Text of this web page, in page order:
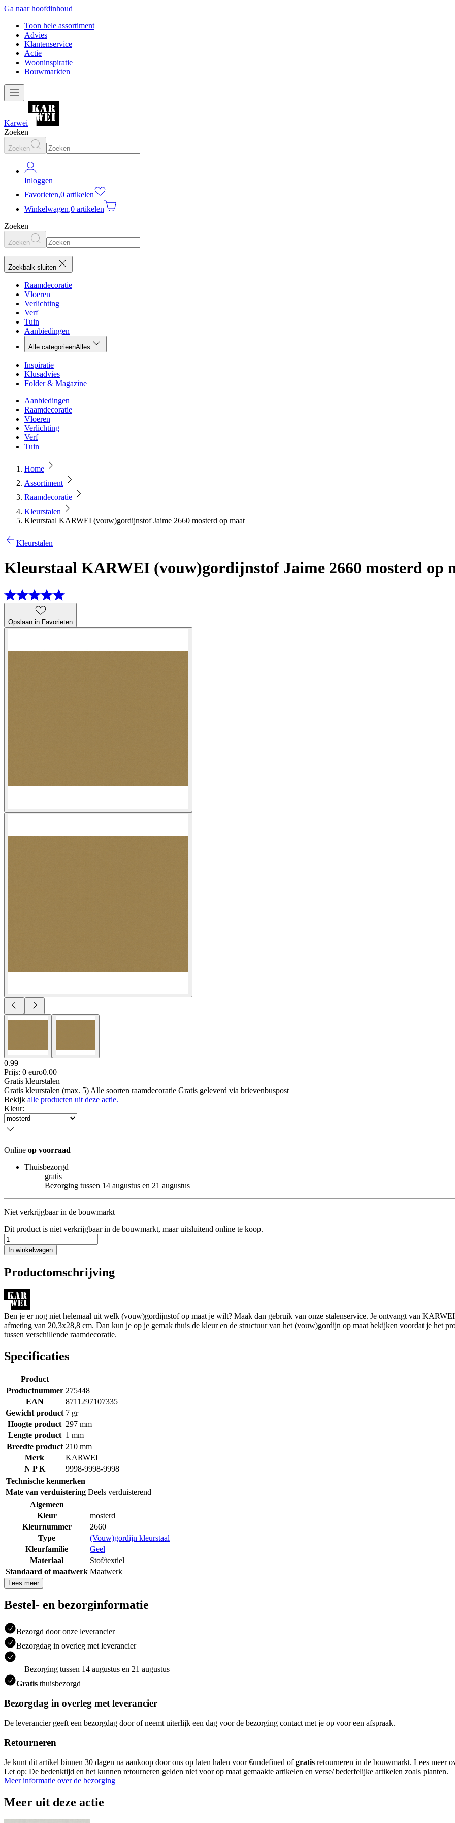
Ga naar hoofdinhoud
Toon hele assortiment
Advies
Klantenservice
Actie
Wooninspiratie
Bouwmarkten
Karwei
Zoeken
Zoeken
Inloggen
Favorieten,0 artikelen
Winkelwagen,0 artikelen
Zoeken
Zoeken
Zoekbalk sluiten
Raamdecoratie
Vloeren
Verlichting
Verf
Tuin
Aanbiedingen
Alle categorieënAlles
Inspiratie
Klusadvies
Folder & Magazine
Aanbiedingen
Raamdecoratie
Vloeren
Verlichting
Verf
Tuin
Home
Assortiment
Raamdecoratie
Kleurstalen
Kleurstaal KARWEI (vouw)gordijnstof Jaime 2660 mosterd op maat
Kleurstalen
Kleurstaal KARWEI (vouw)gordijnstof Jaime 2660 mosterd op
Opslaan in Favorieten
0.99
Prijs: 0 euro0.00
Gratis kleurstalen
Gratis kleurstalen (max. 5) Alle soorten raamdecoratie Gratis geleverd via brievenbuspost
Bekijk alle producten uit deze actie.
Kleur:
Online op voorraad
Thuisbezorgd
gratis
Bezorging tussen 14 augustus en 21 augustus
Niet verkrijgbaar in de bouwmarkt
Dit product is niet verkrijgbaar in de bouwmarkt, maar uitsluitend online te koop.
In winkelwagen
Productomschrijving
Ben je er nog niet helemaal uit welk (vouw)gordijnstof op maat je wilt? Maak dan gebruik van onze stalenservice. Je ontvangt van
afmeting van 20,3x28,8 cm. Dan kun je op je gemak thuis de kleur en de structuur van het (vouw)gordijn op maat bekijken voordat je het
tussen verschillende raamdecoratie.
Specificaties
Product
Productnummer 275448
EAN
8711297107335
Gewicht product 7 gr
Hoogte product 297 mm
Lengte product 1 mm
Breedte product 210 mm
Merk
KARWEI
N P K
9998-9998-9998
Technische kenmerken
Mate van verduistering Deels verduisterend
Algemeen
Kleur
mosterd
Kleurnummer
2660
Type
(Vouw)gordijn kleurstaal
Kleurfamilie
Geel
Materiaal
Stof/textiel
Standaard of maatwerk Maatwerk
Lees meer
Bestel- en bezorginformatie
Bezorgd door onze leverancier
Bezorgdag in overleg met leverancier
Bezorging tussen 14 augustus en 21 augustus
Gratis thuisbezorgd
Bezorgdag in overleg met leverancier
De leverancier geeft een bezorgdag door of neemt uiterlijk een dag voor de bezorging contact met je op voor een afspraak.
Retourneren
Je kunt dit artikel binnen 30 dagen na aankoop door ons op laten halen voor €undefined ofgratis retourneren in de bouwmarkt. Lees meer
Let op: De bedenktijd en het kunnen retourneren gelden niet voor op maat gemaakte artikelen en verse/ bederfelijke artikelen zoals planten.
Meer informatie over de bezorging
Meer uit deze actie